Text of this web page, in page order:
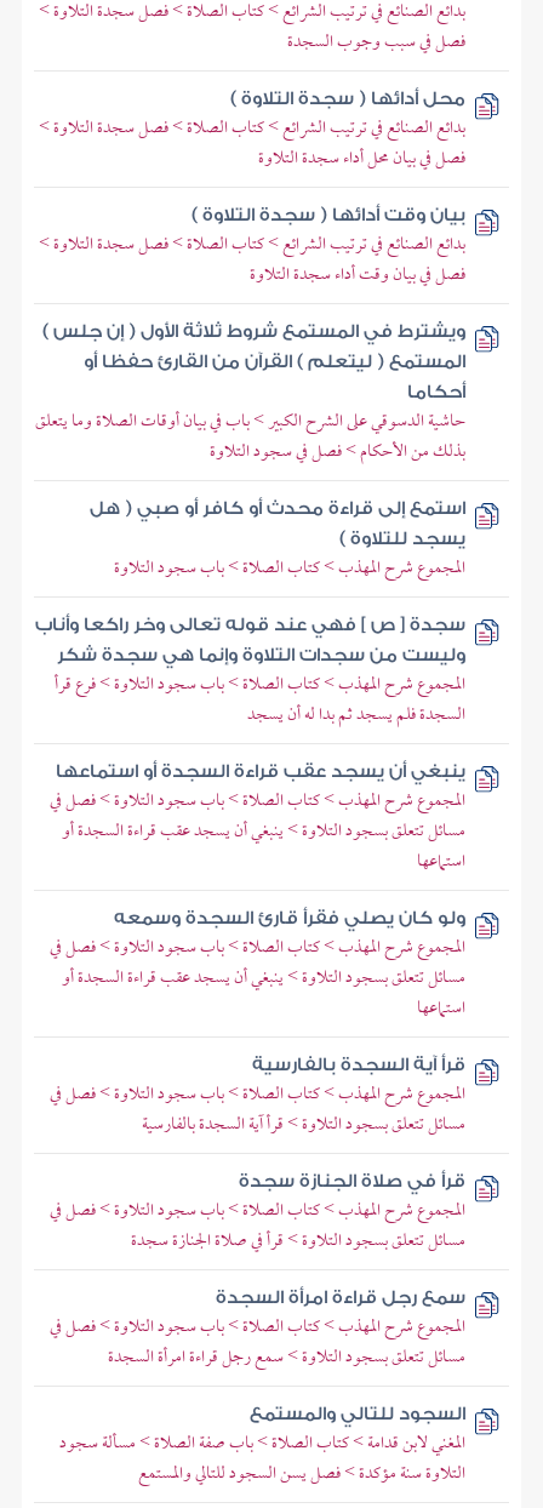
بدائع الصنائع في ترتيب الشرائع > كتاب الصلاة > فصل سجدة التلاوة >
فصل في سبب وجوب السجدة
محل أدائها ( سجدة التلاوة )
بدائع الصنائع في ترتيب الشرائع > كتاب الصلاة > فصل سجدة التلاوة >
فصل في بيان محل أداء سجدة التلاوة
بيان وقت أدائها ( سجدة التلاوة )
بدائع الصنائع في ترتيب الشرائع > كتاب الصلاة > فصل سجدة التلاوة >
فصل في بيان وقت أداء سجدة التلاوة
ويشترط في المستمع شروط ثلاثة الأول ( إن جلس )
المستمع ( ليتعلم ) القرآن من القارئ حفظا أو
أحكاما
حاشية الدسوقي على الشرح الكبير > باب في بيان أوقات الصلاة وما يتعلق
بذلك من الأحكام > فصل في سجود التلاوة
استمع إلى قراءة محدث أو كافر أو صبي ( هل
يسجد للتلاوة )
المجموع شرح المهذب > كتاب الصلاة > باب سجود التلاوة
سجدة [ ص ] فهي عند قوله تعالى وخر راكعا وأناب
وليست من سجدات التلاوة وإنما هي سجدة شكر
المجموع شرح المهذب > كتاب الصلاة > باب سجود التلاوة > فرع قرأ
السجدة فلم يسجد ثم بدا له أن يسجد
ينبغي أن يسجد عقب قراءة السجدة أو استماعها
المجموع شرح المهذب > كتاب الصلاة > باب سجود التلاوة > فصل في
مسائل تتعلق بسجود التلاوة > ينبغي أن يسجد عقب قراءة السجدة أو
استماعها
ولو كان يصلي فقرأ قارئ السجدة وسمعه
المجموع شرح المهذب > كتاب الصلاة > باب سجود التلاوة > فصل في
مسائل تتعلق بسجود التلاوة > ينبغي أن يسجد عقب قراءة السجدة أو
استماعها
قرأ آية السجدة بالفارسية
المجموع شرح المهذب > كتاب الصلاة > باب سجود التلاوة > فصل في
مسائل تتعلق بسجود التلاوة > قرأ آية السجدة بالفارسية
قرأ في صلاة الجنازة سجدة
المجموع شرح المهذب > كتاب الصلاة > باب سجود التلاوة > فصل في
مسائل تتعلق بسجود التلاوة > قرأ في صلاة الجنازة سجدة
سمع رجل قراءة امرأة السجدة
المجموع شرح المهذب > كتاب الصلاة > باب سجود التلاوة > فصل في
مسائل تتعلق بسجود التلاوة > سمع رجل قراءة امرأة السجدة
السجود للتالي والمستمع
المغني لابن قدامة > كتاب الصلاة > باب صفة الصلاة > مسألة سجود
التلاوة سنة مؤكدة > فصل يسن السجود للتالي والمستمع